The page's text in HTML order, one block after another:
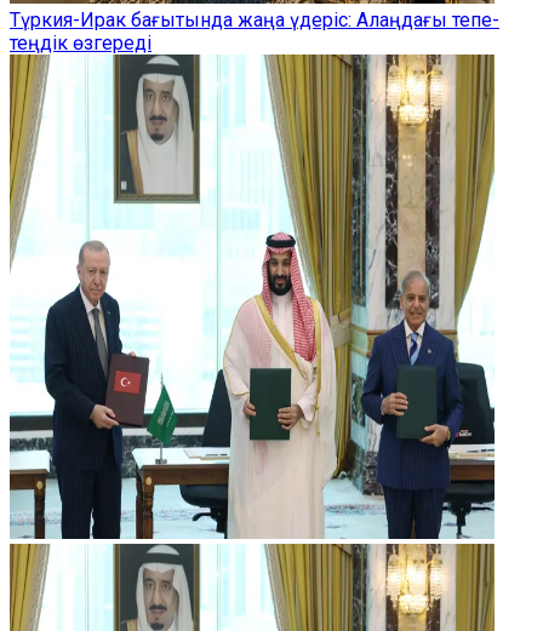
Түркия-Ирак бағытында жаңа үдеріс: Алаңдағы тепе-
теңдік өзгереді